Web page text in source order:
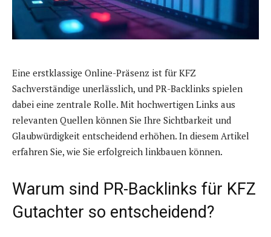
Eine erstklassige Online-Präsenz ist für KFZ
Sachverständige unerlässlich, und PR-Backlinks spielen
dabei eine zentrale Rolle. Mit hochwertigen Links aus
relevanten Quellen können Sie Ihre Sichtbarkeit und
Glaubwürdigkeit entscheidend erhöhen. In diesem Artikel
erfahren Sie, wie Sie erfolgreich linkbauen können.
Warum sind PR-Backlinks für KFZ
Gutachter so entscheidend?